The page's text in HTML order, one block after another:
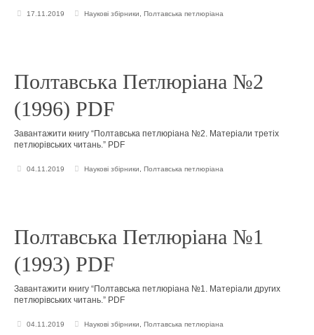
17.11.2019 Наукові збірники ,Полтавська петлюріана
Полтавська Петлюріана №2
(1996) PDF
Завантажити книгу “Полтавська петлюріана №2. Матеріали третіх
петлюрівських читань.” PDF
04.11.2019 Наукові збірники ,Полтавська петлюріана
Полтавська Петлюріана №1
(1993) PDF
Завантажити книгу “Полтавська петлюріана №1. Матеріали других
петлюрівських читань.” PDF
04.11.2019 Наукові збірники ,Полтавська петлюріана